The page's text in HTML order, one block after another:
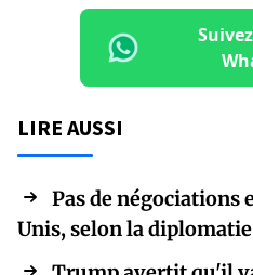
LIRE AUSSI
Pas de négociations
Unis, selon la